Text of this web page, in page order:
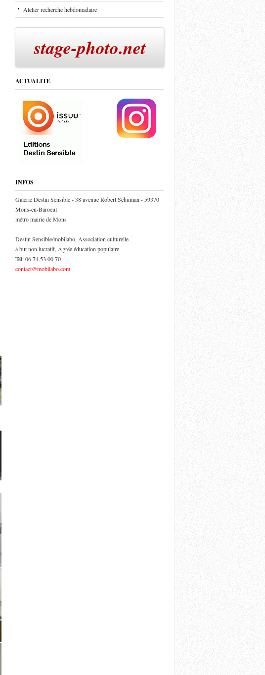
Atelier recherche hebdomadaire
stage-photo.net
ACTUALITE
INFOS
Galerie Destin Sensible - 38 avenue Robert Schuman - 59370
Mons-en-Baroeul
métro mairie de Mons
Destin Sensible/mobilabo, Association culturelle
à but non lucratif, Agrée éducation populaire.
Tél: 06.74.53.00.70
contact@mobilabo.com